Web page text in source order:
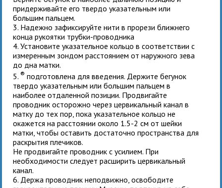
придерживайте его твердо указательным или
большим пальцем.
3. Надежно зафиксируйте нити в прорези ближнего
конца рукоятки трубки-проводника
4. Установите указательное кольцо в соответствии с
измеренным зондом расстоянием от наружного зева
до дна матки.
5.® подготовлена для введения. Держите бегунок
твердо указательным или большим пальцем в
наиболее отдаленной позиции. Продвигайте
проводник осторожно через цервикальный канал в
матку до тех пор, пока указательное кольцо не
окажется на расстоянии около 1.5-2 см от шейки
матки, чтобы оставить достаточно пространства для
раскрытия плечиков.
Не продвигайте проводник с усилием. При
необходимости следует расширить цервикальный
канал.
6. Держа проводник неподвижно, освободите